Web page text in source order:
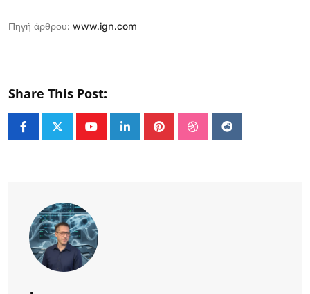
Πηγή άρθρου: www.ign.com
Share This Post:
YoutubeLinkedInPinterestStumbleUpon
Reddit